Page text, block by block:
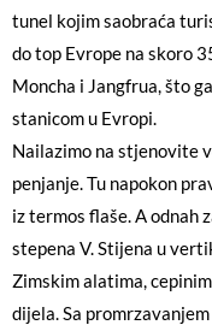
tunel kojim saobraća
do top Evrope na skoro
Moncha i Jangfrua, što
stanicom u Evropi.
Nailazimo na stjenovite
penjanje. Tu napokon
iz termos flaše. A odnah
stepena V. Stijena u
Zimskim alatima,
dijela. Sa